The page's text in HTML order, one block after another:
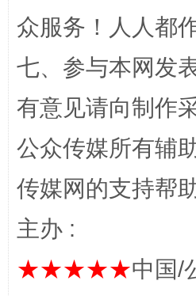
“蜀中异人”王建安的艺术幻
众服务！人人都
七、参与本网发
有意见请向制作
公众传媒所有辅
传媒网的支持帮
主办 :
★★★★★中国/